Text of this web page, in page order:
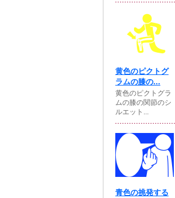
黄色のピクトグ
ラムの膝の...
黄色のピクトグラ
ムの膝の関節のシ
ルエット...
青色の挑発する